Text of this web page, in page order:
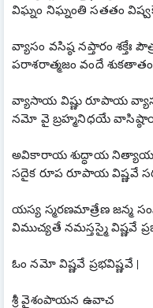
విఘ్నం నిఘ్నంతి సతతం
వ్యాసం వసిష్ఠ నప్తారం శక్తేః
పరాశరాత్మజం వందే
వ్యాసాయ విష్ణు రూపాయ
నమో వై బ్రహ్మనిధయే
అవికారాయ శుద్ధాయ నిత్యాయ
సదైక రూప రూపాయ విష్ణవే
యస్య స్మరణమాత్రేణ జన్మ
విముచ్యతే నమస్తస్మై విష్ణవే
ఓం నమో విష్ణవే ప్రభవిష్ణవే |
శ్రీ వైశంపాయన ఉవాచ